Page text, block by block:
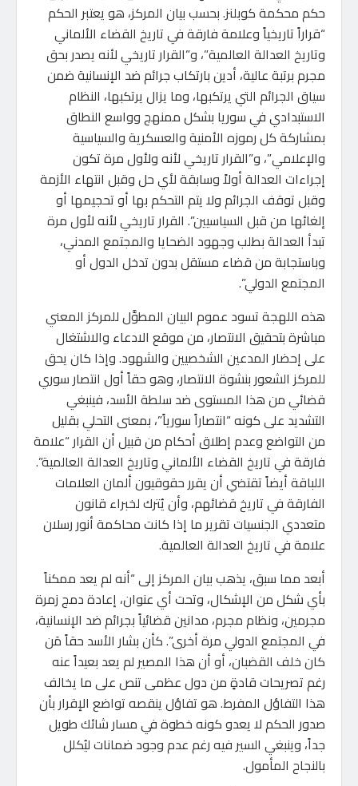
حكم محكمة كوبلنز. بحسب بيان المركز، هو يعتبر الحكم
“قراراً تاريخياً وعلامة فارقة في تاريخ القضاء الألماني
وتاريخ العدالة العالمية”، و”القرار تاريخي لأنه يصدر بحق
مجرم برتبة عالية، أدين بارتكاب جرائم ضد الإنسانية ضمن
سياق الجرائم التي يرتكبها، وما يزال يرتكبها، النظام
الاستبدادي في سوريا بشكل ممنهج وواسع النطاق
بمشاركة كل رموزه الأمنية والعسكرية والسياسية
والإعلامي”، و”القرار تاريخي لأنه ولأول مرة تكون
إجراءات العدالة أولاً وسابقة لأي حل وقبل انتهاء الأزمة
وقبل توقف الجرائم ولا يتم التحكم بها أو تحجيمها أو
إلغائها من قبل السياسيين”. القرار تاريخي لأنه لأول مرة
تبدأ العدالة بطلب وجهود الضحايا والمجتمع المدني،
وباستجابة من قضاء مستقل بدون تدخل الدول أو
المجتمع الدولي”.
هذه اللهجة تسود عموم البيان المطوَّل للمركز المعني
مباشرة بتحقيق الانتصار، من موقع الادعاء والاشتغال
على إحضار المدعين الشخصيين والشهود. وإذا كان يحق
للمركز الشعور بنشوة الانتصار، وهو حقاً أول انتصار سوري
قضائي من هذا المستوى ضد سلطة الأسد، فينبغي
التشديد على كونه “انتصاراً سورياً”، بمعنى التحلي بقليل
من التواضع وعدم إطلاق أحكام من قبيل أن القرار “علامة
فارقة في تاريخ القضاء الألماني وتاريخ العدالة العالمية”.
اللباقة أيضاً تقتضي أن يقرر حقوقيون ألمان العلامات
الفارقة في تاريخ قضائهم، وأن يُترك لخبراء قانون
متعددي الجنسيات تقرير ما إذا كانت محاكمة أنور رسلان
علامة في تاريخ العدالة العالمية.
أبعد مما سبق، يذهب بيان المركز إلى “أنه لم يعد ممكناً
بأي شكل من الإشكال، وتحت أي عنوان، إعادة دمج زمرة
مجرمين، ونظام مجرم، مدانين قضائياً بجرائم ضد الإنسانية،
في المجتمع الدولي مرة أخرى”. كأن بشار الأسد حقاً مَن
كان خلف القضبان، أو أن هذا المصير لم يعد بعيداً عنه
رغم تصريحات قادةٍ من دول عظمى تنص على ما يخالف
هذا التفاؤل المفرط. هو تفاؤل ينقصه تواضع الإقرار بأن
صدور الحكم لا يعدو كونه خطوة في مسار شائك طويل
جداً، وينبغي السير فيه رغم عدم وجود ضمانات ليُكلل
بالنجاح المأمول.